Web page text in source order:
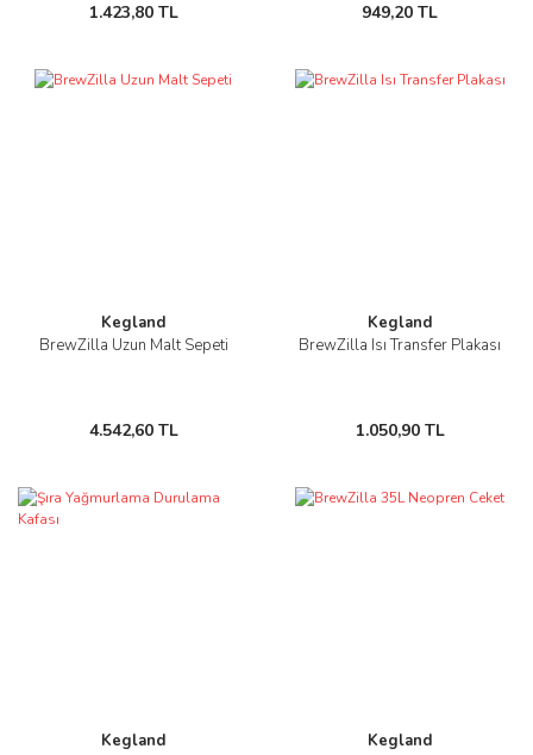
1.423,80 TL 949,20 TL
Kegland
BrewZilla Uzun Malt Sepeti
4.542,60 TL
Kegland
BrewZilla Isı Transfer Plakası
1.050,90 TL
Kegland
Kegland